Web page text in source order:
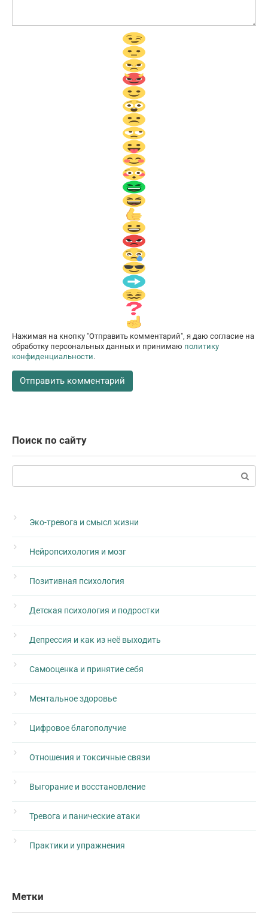
Нажимая на кнопку "Отправить комментарий", я даю согласие на
обработку персональных данных и принимаю политику
конфиденциальности.
Поиск по сайту
Поиск:
Эко-тревога и смысл жизни
Нейропсихология и мозг
Позитивная психология
Детская психология и подростки
Депрессия и как из неё выходить
Самооценка и принятие себя
Ментальное здоровье
Цифровое благополучие
Отношения и токсичные связи
Выгорание и восстановление
Тревога и панические атаки
Практики и упражнения
Метки